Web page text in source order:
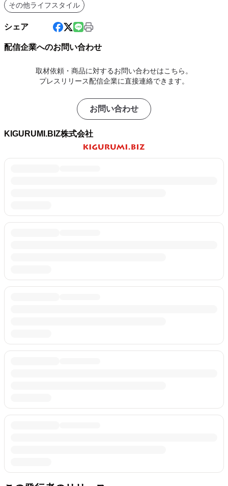
その他ライフスタイル
シェア
配信企業へのお問い合わせ
取材依頼・商品に対するお問い合わせはこちら。
プレスリリース配信企業に直接連絡できます。
お問い合わせ
KIGURUMI.BIZ株式会社